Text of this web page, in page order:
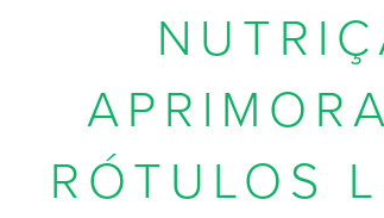
RÓTULOS